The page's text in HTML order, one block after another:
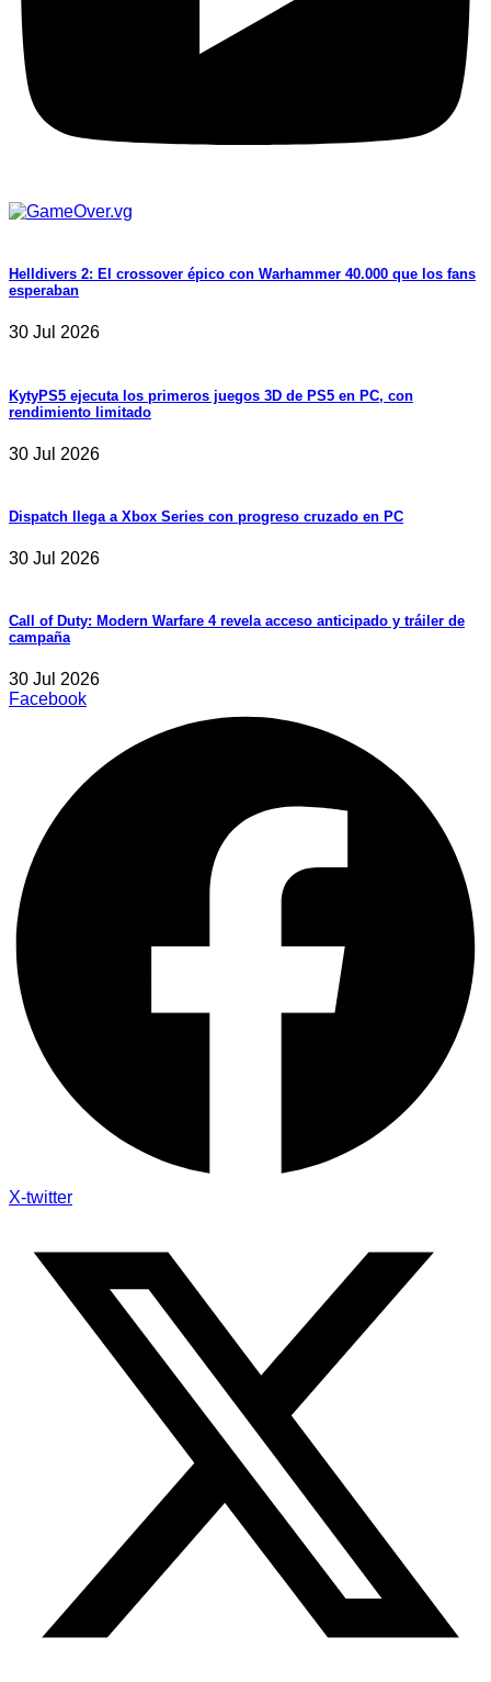
Helldivers 2: El crossover épico con Warhammer 40.000 que los fans
esperaban
30 Jul 2026
KytyPS5 ejecuta los primeros juegos 3D de PS5 en PC, con
rendimiento limitado
30 Jul 2026
Dispatch llega a Xbox Series con progreso cruzado en PC
30 Jul 2026
Call of Duty: Modern Warfare 4 revela acceso anticipado y tráiler de
campaña
30 Jul 2026
Facebook
X-twitter